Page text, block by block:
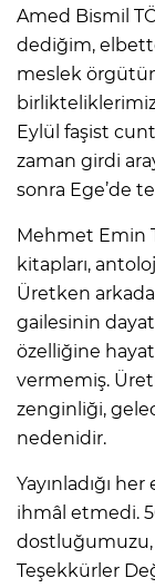
Amed Bismil
dediğim,
meslek
birlikteliklerimiz
Eylül faşist
zaman girdi
sonra Ege’de
Mehmet Emin
kitapları,
Üretken
gailesinin
özelliğine
vermemiş.
zenginliği,
nedenidir.
Yayınladığı
ihmâl etmedi.
dostluğumuzu,
Teşekkürler